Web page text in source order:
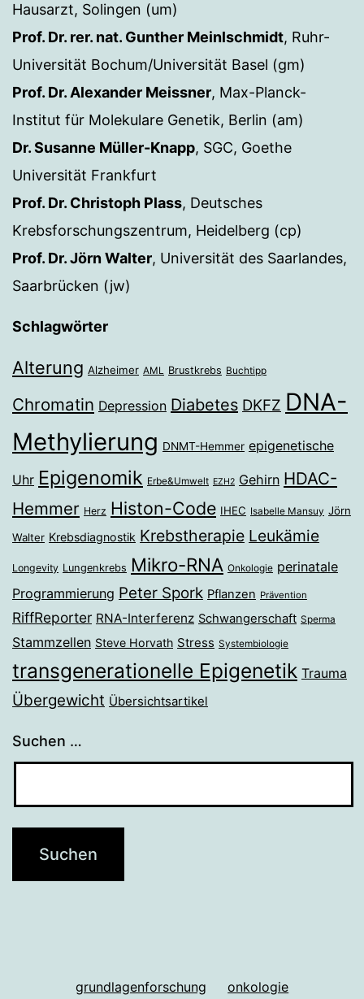
Hausarzt, Solingen (um)
Prof. Dr. rer. nat. Gunther Meinlschmidt, Ruhr-
Universität Bochum/Universität Basel (gm)
Prof. Dr. Alexander Meissner, Max-Planck-
Institut für Molekulare Genetik, Berlin (am)
Dr. Susanne Müller-Knapp, SGC, Goethe
Universität Frankfurt
Prof. Dr. Christoph Plass, Deutsches
Krebsforschungszentrum, Heidelberg (cp)
Prof. Dr. Jörn Walter, Universität des Saarlandes,
Saarbrücken (jw)
Schlagwörter
Alterung Alzheimer AML Brustkrebs Buchtipp
Chromatin Depression Diabetes DKFZ DNA-
Methylierung DNMT-Hemmer epigenetische
Uhr Epigenomik Erbe&Umwelt EZH2 Gehirn HDAC-
Hemmer Herz Histon-Code IHEC Isabelle Mansuy Jörn
Walter Krebsdiagnostik Krebstherapie Leukämie
Longevity Lungenkrebs Mikro-RNA Onkologie perinatale
Programmierung Peter Spork Pflanzen Prävention
RiffReporter RNA-Interferenz Schwangerschaft Sperma
Stammzellen Steve Horvath Stress Systembiologie
transgenerationelle Epigenetik Trauma
Übergewicht Übersichtsartikel
Suchen …
grundlagenforschung onkologie